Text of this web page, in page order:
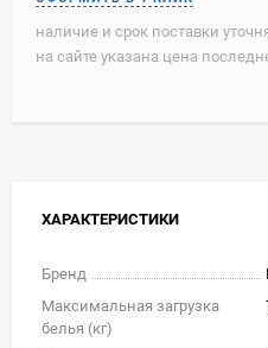
наличие и срок поставки
на сайте указана цена
ХАРАКТЕРИСТИКИ
Бренд
Максимальная загрузка
белья (кг)